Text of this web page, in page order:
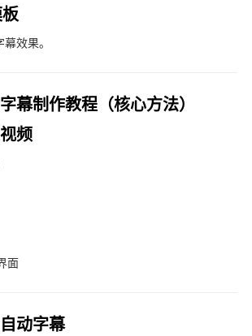
效果。
幕制作教程（核心方法）
频
面
动字幕